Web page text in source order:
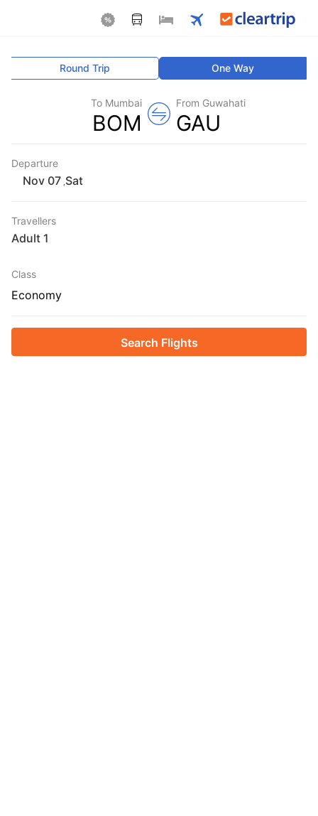
One Way
Round Trip
From Guwahati
GAU
To Mumbai
BOM
Departure
Sat
Travellers
1 Adult
Class
Economy